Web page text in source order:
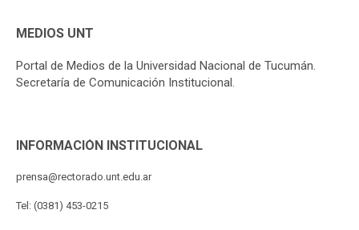
MEDIOS UNT
Portal de Medios de la Universidad Nacional de Tucumán.
Secretaría de Comunicación Institucional.
INFORMACIÓN INSTITUCIONAL
prensa@rectorado.unt.edu.ar
Tel: (0381) 453-0215